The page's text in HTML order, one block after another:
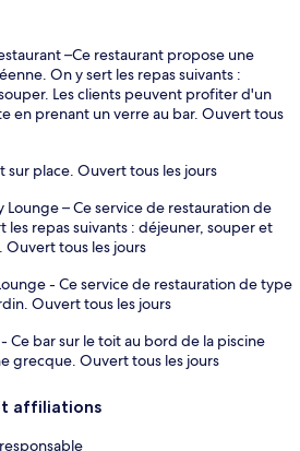
–Ce restaurant propose une
On y sert les repas suivants :
Les clients peuvent profiter d'un
en prenant un verre au bar. Ouvert tous
sur place. Ouvert tous les jours
– Ce service de restauration de
les repas suivants : déjeuner, souper et
tous les jours
- Ce service de restauration de type
Ouvert tous les jours
Ce bar sur le toit au bord de la piscine
grecque. Ouvert tous les jours
affiliations